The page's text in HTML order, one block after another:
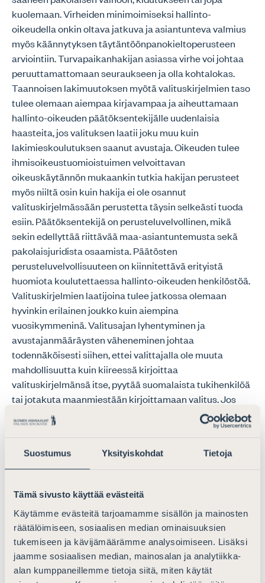
Suostumus Yksityiskohdat Tietoja
Tämä sivusto käyttää evästeitä
Käytämme evästeitä tarjoamamme sisällön ja mainosten
räätälöimiseen, sosiaalisen median ominaisuuksien
tukemiseen ja kävijämäärämme analysoimiseen. Lisäksi
jaamme sosiaalisen median, mainosalan ja analytiikka-
alan kumppaneillemme tietoja siitä, miten käytät